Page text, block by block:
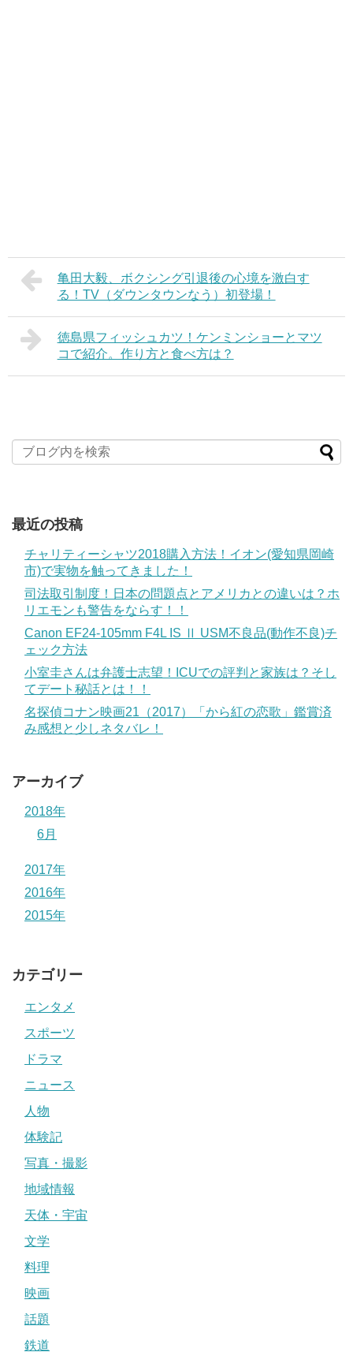
亀田大毅、ボクシング引退後の心境を激白す
る！TV（ダウンタウンなう）初登場！
徳島県フィッシュカツ！ケンミンショーとマツ
コで紹介。作り方と食べ方は？
最近の投稿
チャリティーシャツ2018購入方法！イオン(愛知県岡崎
市)で実物を触ってきました！
司法取引制度！日本の問題点とアメリカとの違いは？ホ
リエモンも警告をならす！！
Canon EF24-105mm F4L IS Ⅱ USM不良品(動作不良)チ
ェック方法
小室圭さんは弁護士志望！ICUでの評判と家族は？そし
てデート秘話とは！！
名探偵コナン映画21（2017）「から紅の恋歌」鑑賞済
み感想と少しネタバレ！
アーカイブ
2018年
6月
2017年
2016年
2015年
カテゴリー
エンタメ
スポーツ
ドラマ
ニュース
人物
体験記
写真・撮影
地域情報
天体・宇宙
文学
料理
映画
話題
鉄道